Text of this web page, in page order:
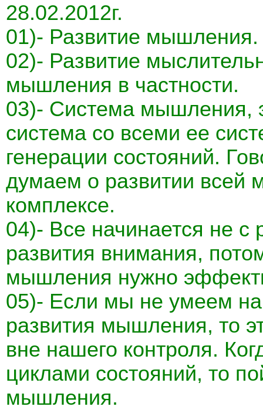
28.02.2012г.
01)- Развитие мышления.
02)- Развитие
мышления в частности.
03)- Система мышления,
система со всеми ее
генерации состояний.
думаем о развитии всей
комплексе.
04)- Все начинается не
развития внимания,
мышления нужно
05)- Если мы не умеем
развития мышления, то
вне нашего контроля.
циклами состояний, то
мышления.